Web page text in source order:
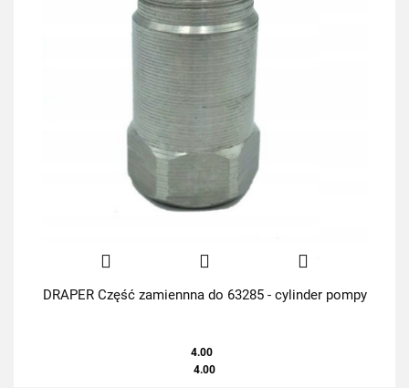
DRAPER Część zamiennna do 63285 - cylinder pompy
4.00
4.00